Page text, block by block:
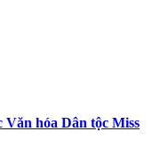
hóa Dân tộc Miss